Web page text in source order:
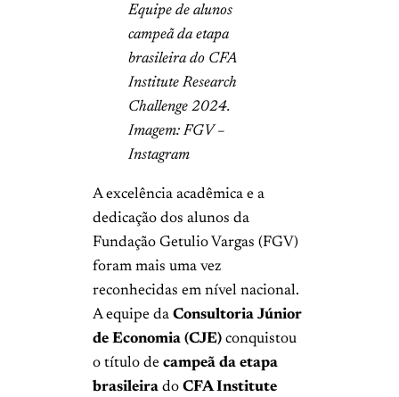
Equipe de alunos
campeã da etapa
brasileira do CFA
Institute Research
Challenge 2024.
Imagem: FGV –
Instagram
A excelência acadêmica e a
dedicação dos alunos da
Fundação Getulio Vargas (FGV)
foram mais uma vez
reconhecidas em nível nacional.
A equipe da Consultoria Júnior
de Economia (CJE) conquistou
o título de campeã da etapa
brasileira do CFA Institute